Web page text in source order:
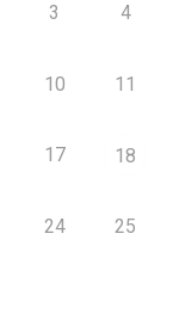
3 4
10 11
17 18
24 25